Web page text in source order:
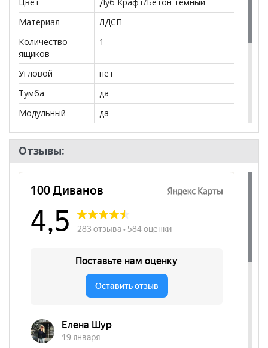
Материал
ЛДСП
Количество
ящиков
1
Угловой
нет
Тумба
да
Модульный
да
Выдвижной
ящик
да
Бренд
Миф
Стиль
Хай-Тек, Эко-стиль, Честерфилд
Комната
Гостиная
Отзывы: